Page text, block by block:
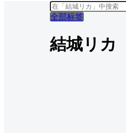
全部标签
結城リカ